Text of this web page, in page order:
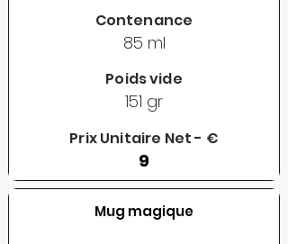
Contenance
85 ml
Poids vide
151 gr
Prix Unitaire Net - €
9
Mug magique